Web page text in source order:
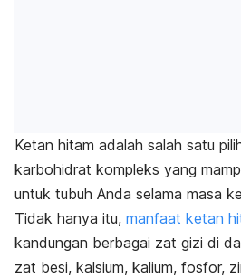
Ketan hitam adalah salah satu
karbohidrat kompleks yang
untuk tubuh Anda selama masa
Tidak hanya itu, manfaat ketan
kandungan berbagai zat gizi di
zat besi, kalsium, kalium, fosfor,